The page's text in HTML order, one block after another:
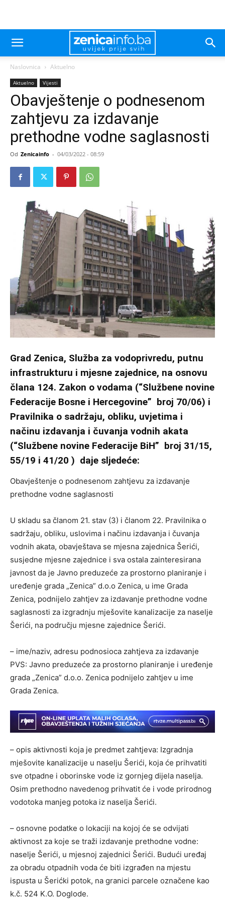
Naslovnica Aktuelno
Aktuelno Vijesti
Obavještenje o podnesenom
zahtjevu za izdavanje
prethodne vodne saglasnosti
Od Zenicainfo - 04/03/2022 - 08:59
Grad Zenica, Služba za vodoprivredu, putnu
infrastrukturu i mjesne zajednice, na osnovu
člana 124. Zakon o vodama (“Službene novine
Federacije Bosne i Hercegovine” broj 70/06) i
Pravilnika o sadržaju, obliku, uvjetima i
načinu izdavanja i čuvanja vodnih akata
(“Službene novine Federacije BiH” broj 31/15,
55/19 i 41/20 ) daje sljedeće:
Obavještenje o podnesenom zahtjevu za izdavanje
prethodne vodne saglasnosti
U skladu sa članom 21. stav (3) i članom 22. Pravilnika o
sadržaju, obliku, uslovima i načinu izdavanja i čuvanja
vodnih akata, obavještava se mjesna zajednica Šerići,
susjedne mjesne zajednice i sva ostala zainteresirana
javnost da je Javno preduzeće za prostorno planiranje i
uređenje grada „Zenica” d.o.o Zenica, u ime Grada
Zenica, podnijelo zahtjev za izdavanje prethodne vodne
saglasnosti za izgradnju mješovite kanalizacije za naselje
Šerići, na području mjesne zajednice Šerići.
– ime/naziv, adresu podnosioca zahtjeva za izdavanje
PVS: Javno preduzeće za prostorno planiranje i uređenje
grada „Zenica” d.o.o. Zenica podnijelo zahtjev u ime
Grada Zenica.
– opis aktivnosti koja je predmet zahtjeva: Izgradnja
mješovite kanalizacije u naselju Šerići, koja će prihvatiti
sve otpadne i oborinske vode iz gornjeg dijela naselja.
Osim prethodno navedenog prihvatit će i vode prirodnog
vodotoka manjeg potoka iz naselja Šerići.
– osnovne podatke o lokaciji na kojoj će se odvijati
aktivnost za koje se traži izdavanje prethodne vodne:
naselje Šerići, u mjesnoj zajednici Šerići. Budući uređaj
za obradu otpadnih voda će biti izgrađen na mjestu
ispusta u Šerićki potok, na granici parcele označene kao
k.č. 524 K.O. Doglode.